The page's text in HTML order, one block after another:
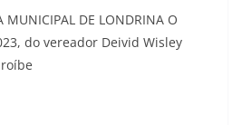
MUNICIPAL DE LONDRINA O
do vereador Deivid Wisley